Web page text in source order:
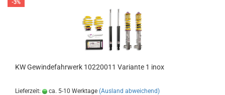
-3%
KW Gewindefahrwerk 10220011 Variante 1 inox
Lieferzeit: ca. 5-10 Werktage (Ausland abweichend)